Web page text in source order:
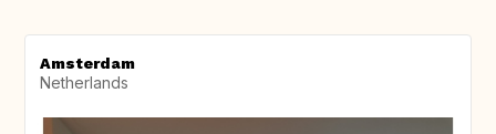
Amsterdam
Netherlands